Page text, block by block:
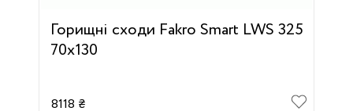
Горищні сходи Fakro Smart LWS 325
70х130
8118 ₴